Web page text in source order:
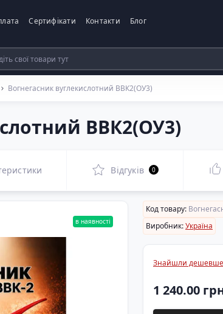
Сертифікати Контакти Блог
Вогнегасник вуглекислотний ВВК2(ОУ3)
ВВК2(ОУ3)
Відгуків 0
в наявності
Код товару:
Виробник:Україна
Знайшли
1 240.00